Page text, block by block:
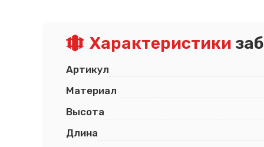
Характеристики
Артикул
Материал
Высота
Длина